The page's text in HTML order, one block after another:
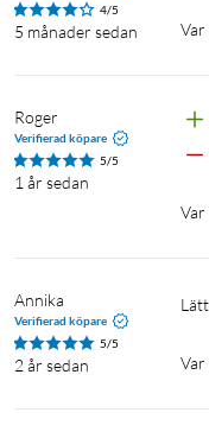
4/5
5 månader sedan Var
Roger
Verifierad köpare
5/5
1 år sedan
Var
Annika
Verifierad köpare
5/5
2 år sedan Var